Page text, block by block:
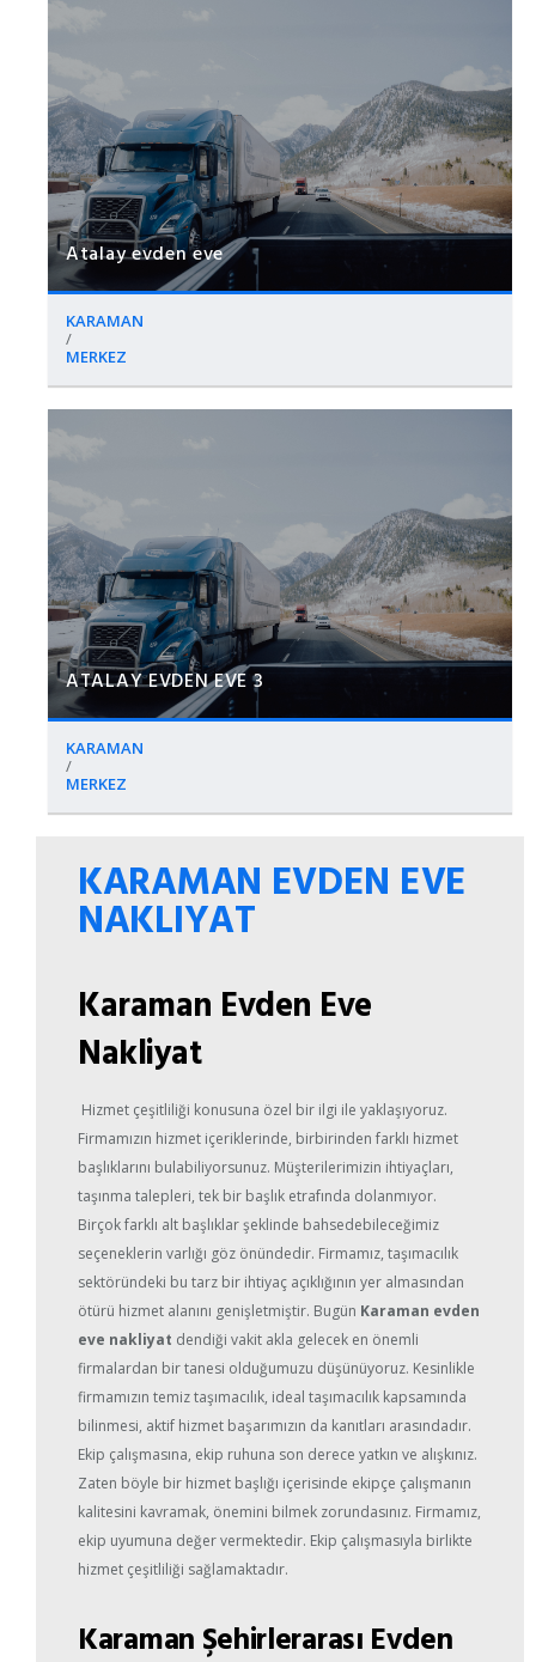
Atalay evden eve
KARAMAN
/
MERKEZ
ATALAY EVDEN EVE 3
KARAMAN
/
MERKEZ
KARAMAN EVDEN EVE
NAKLIYAT
Karaman Evden Eve
Nakliyat
Hizmet çeşitliliği konusuna özel bir ilgi ile yaklaşıyoruz.
Firmamızın hizmet içeriklerinde, birbirinden farklı hizmet
başlıklarını bulabiliyorsunuz. Müşterilerimizin ihtiyaçları,
taşınma talepleri, tek bir başlık etrafında dolanmıyor.
Birçok farklı alt başlıklar şeklinde bahsedebileceğimiz
seçeneklerin varlığı göz önündedir. Firmamız, taşımacılık
sektöründeki bu tarz bir ihtiyaç açıklığının yer almasından
ötürü hizmet alanını genişletmiştir. Bugün Karaman evden
eve nakliyat dendiği vakit akla gelecek en önemli
firmalardan bir tanesi olduğumuzu düşünüyoruz. Kesinlikle
firmamızın temiz taşımacılık, ideal taşımacılık kapsamında
bilinmesi, aktif hizmet başarımızın da kanıtları arasındadır.
Ekip çalışmasına, ekip ruhuna son derece yatkın ve alışkınız.
Zaten böyle bir hizmet başlığı içerisinde ekipçe çalışmanın
kalitesini kavramak, önemini bilmek zorundasınız. Firmamız,
ekip uyumuna değer vermektedir. Ekip çalışmasıyla birlikte
hizmet çeşitliliği sağlamaktadır.
Karaman Şehirlerarası Evden